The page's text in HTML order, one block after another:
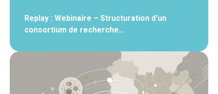
Replay : Webinaire – Structuration d’un
consortium de recherche…